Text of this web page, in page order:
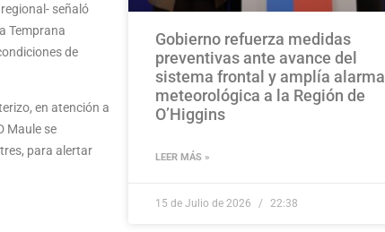
señaló
Temprana
de
en atención a
Maule se
para alertar
Gobierno refuerza medidas
preventivas ante avance del
sistema frontal y amplía alarma
meteorológica a la Región de
O’Higgins
LEER MÁS »
15 de Julio de 2026 22:38